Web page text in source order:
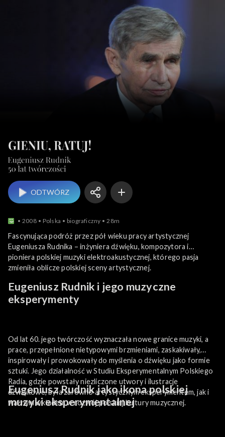
ODTWÓRZ
2008 Polska biograficzny 28m
Fascynująca podróż przez pół wieku pracy artystycznej
Eugeniusza Rudnika – inżyniera dźwięku, kompozytora i
pioniera polskiej muzyki elektroakustycznej, którego pasja
zmieniła oblicze polskiej sceny artystycznej.
Eugeniusz Rudnik i jego muzyczne
eksperymenty
Od lat 60. jego twórczość wyznaczała nowe granice muzyki, a
prace, przepełnione nietypowymi brzmieniami, zaskakiwały,
inspirowały i prowokowały do myślenia o dźwięku jako formie
sztuki. Jego działalność w Studiu Eksperymentalnym Polskiego
Radia, gdzie powstały niezliczone utwory i ilustracje
dźwiękowe, była zarówno artystycznym eksperymentem, jak i
ważnym wkładem w rozwój polskiej kultury muzycznej.
Eugeniusz Rudnik jako ikona polskiej
muzyki eksperymentalnej